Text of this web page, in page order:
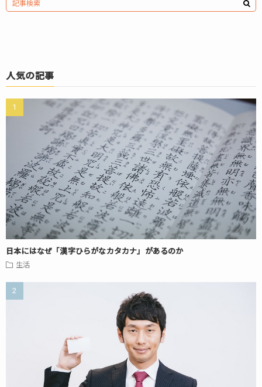
人気の記事
日本にはなぜ「漢字ひらがなカタカナ」があるのか
生活